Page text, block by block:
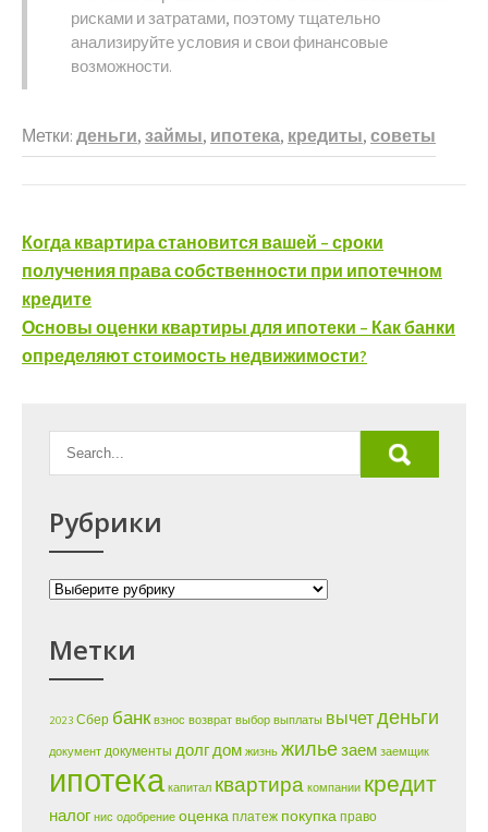
рисками и затратами, поэтому тщательно
анализируйте условия и свои финансовые
возможности.
Метки:деньги,займы, ипотека, кредиты,советы
Навигация
по
записям
Когда квартира становится вашей – сроки
получения права собственности при ипотечном
кредите
Основы оценки квартиры для ипотеки – Как банки
определяют стоимость недвижимости?
Рубрики
Рубрики
Метки
2023 Сбер банк взнос возврат выбор выплаты вычетденьги
документ документы долгдом жизнь жильезаем заемщик
ипотека капитал квартира компании кредит
налог нис одобрение оценкаплатеж покупкаправо